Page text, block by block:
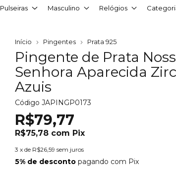
Pulseiras Masculino Relógios
Início Pingentes Prata 925
Pingente de Prata
Senhora Aparecida
Azuis
Código JAPINGP0173
R$79,77
R$75,78 com Pix
3 x de R$26,59 sem juros
5% de desconto pagando com Pix